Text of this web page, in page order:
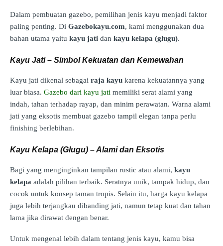
Dalam pembuatan gazebo, pemilihan jenis kayu menjadi faktor
paling penting. Di Gazebokayu.com, kami menggunakan dua
bahan utama yaitu kayu jati dan kayu kelapa (glugu).
Kayu Jati – Simbol Kekuatan dan Kemewahan
Kayu jati dikenal sebagai raja kayu karena kekuatannya yang
luar biasa. Gazebo dari kayu jati memiliki serat alami yang
indah, tahan terhadap rayap, dan minim perawatan. Warna alami
jati yang eksotis membuat gazebo tampil elegan tanpa perlu
finishing berlebihan.
Kayu Kelapa (Glugu) – Alami dan Eksotis
Bagi yang menginginkan tampilan rustic atau alami, kayu
kelapa adalah pilihan terbaik. Seratnya unik, tampak hidup, dan
cocok untuk konsep taman tropis. Selain itu, harga kayu kelapa
juga lebih terjangkau dibanding jati, namun tetap kuat dan tahan
lama jika dirawat dengan benar.
Untuk mengenal lebih dalam tentang jenis kayu, kamu bisa